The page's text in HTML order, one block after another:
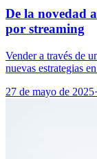
De la novedad
por streaming
Vender a través de
nuevas estrategias
27 de mayo de 2025·